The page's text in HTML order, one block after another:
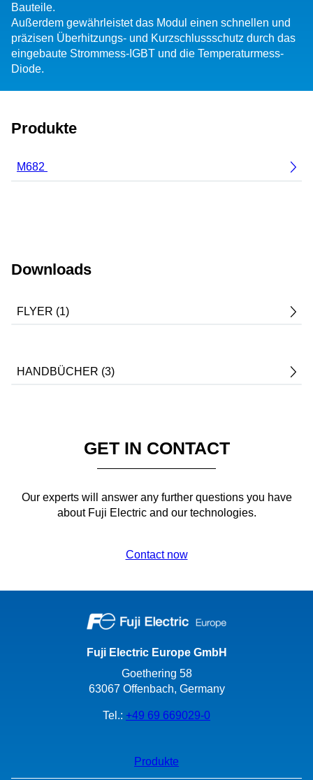
Bauteile.
Außerdem gewährleistet das Modul einen schnellen und
präzisen Überhitzungs- und Kurzschlussschutz durch das
eingebaute Strommess-IGBT und die Temperaturmess-
Diode.
Produkte
M682
Downloads
FLYER (1)
HANDBÜCHER (3)
GET IN CONTACT
Our experts will answer any further questions you have
about Fuji Electric and our technologies.
Contact now
Fuji Electric Europe GmbH
Goethering 58
63067 Offenbach, Germany
Tel.: +49 69 669029-0
Produkte